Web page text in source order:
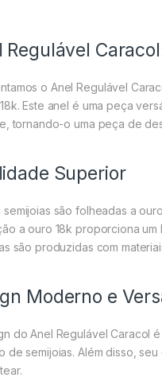
Regulável
o Anel Regulável
Este anel é uma peça
tornando-o uma peça de
Superior
semijoias são folheadas a
a ouro 18k proporciona um
são produzidas com
Moderno e
do Anel Regulável Caracol
de semijoias. Além disso,